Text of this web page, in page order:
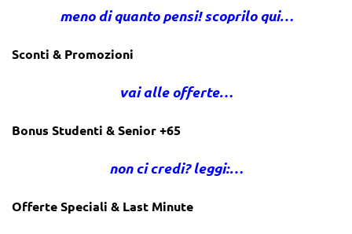
meno di quanto pensi! scoprilo qui…
Sconti & Promozioni
vai alle offerte…
Bonus Studenti & Senior +65
non ci credi? leggi:…
Offerte Speciali & Last Minute